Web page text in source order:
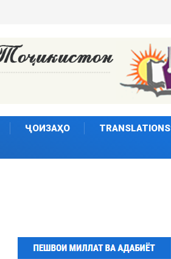
ҶОИЗАҲО TRANSLATIONS